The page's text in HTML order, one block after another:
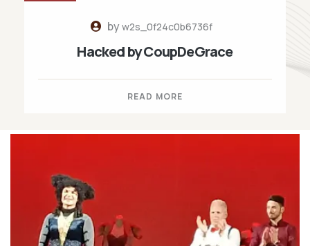
byw2s_0f24c0b6736f
Hacked by CoupDeGrace
READ MORE